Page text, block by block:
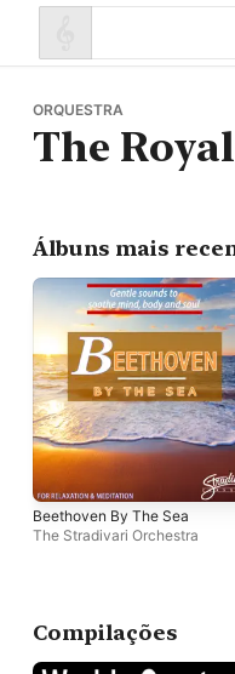
ORQUESTRA
The
Álbuns mais
Beethoven By The Sea
The Stradivari Orchestra
Compilações